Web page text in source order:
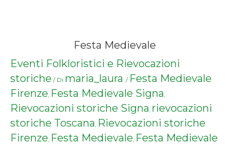
Festa Medievale
Eventi Folkloristici e Rievocazioni
storiche / Di maria_laura / Festa Medievale
Firenze, Festa Medievale Signa,
Rievocazioni storiche Signa, rievocazioni
storiche Toscana, Rievocazioni storiche
Firenze, Festa Medievale, Festa Medievale